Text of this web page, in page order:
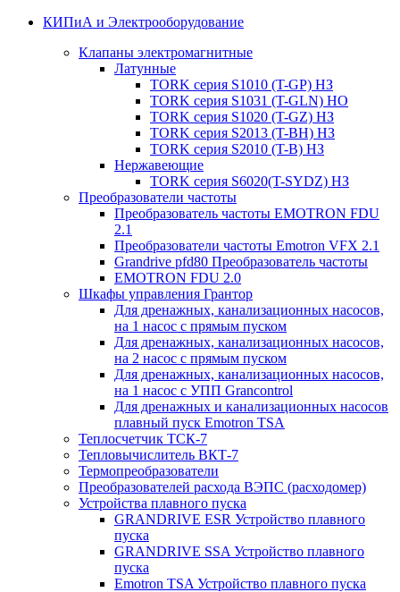
КИПиА и Электрооборудование
Клапаны электромагнитные
Латунные
TORK серия S1010 (T-GP) НЗ
TORK серия S1031 (T-GLN) НО
TORK серия S1020 (T-GZ) НЗ
TORK серия S2013 (T-BH) НЗ
TORK серия S2010 (T-B) НЗ
Нержавеющие
TORK серия S6020(T-SYDZ) НЗ
Преобразователи частоты
Преобразователь частоты EMOTRON FDU
2.1
Преобразователи частоты Emotron VFX 2.1
Grandrive pfd80 Преобразователь частоты
EMOTRON FDU 2.0
Шкафы управления Грантор
Для дренажных, канализационных насосов,
на 1 насос с прямым пуском
Для дренажных, канализационных насосов,
на 2 насос с прямым пуском
Для дренажных, канализационных насосов,
на 1 насос с УПП Grancontrol
Для дренажных и канализационных насосов
плавный пуск Emotron TSA
Теплосчетчик ТСК-7
Тепловычислитель ВКТ-7
Термопреобразователи
Преобразователей расхода ВЭПС (расходомер)
Устройства плавного пуска
GRANDRIVE ESR Устройство плавного
пуска
GRANDRIVE SSA Устройство плавного
пуска
Emotron TSA Устройство плавного пуска